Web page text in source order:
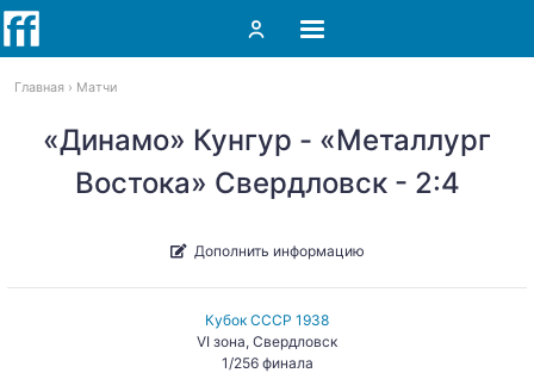
Главная Матчи
«Динамо» Кунгур - «Металлург
Востока» Свердловск - 2:4
Дополнить информацию
Кубок СССР 1938
VI зона, Свердловск
1/256 финала